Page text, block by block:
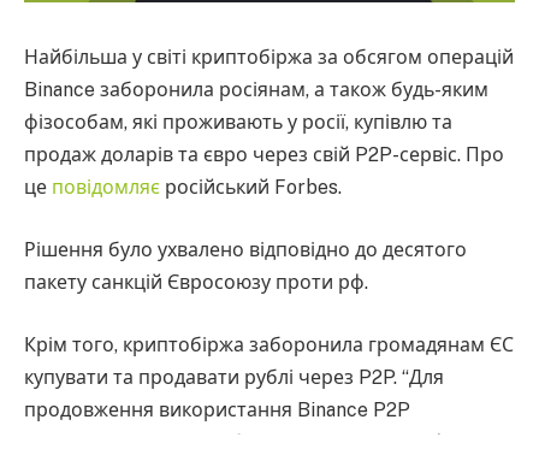
Найбільша у світі криптобіржа за обсягом операцій
Binance заборонила росіянам, а також будь-яким
фізособам, які проживають у росії, купівлю та
продаж доларів та євро через свій P2P-сервіс. Про
це повідомляє російський Forbes.
Рішення було ухвалено відповідно до десятого
пакету санкцій Євросоюзу проти рф.
Крім того, криптобіржа заборонила громадянам ЄС
купувати та продавати рублі через P2P. “Для
продовження використання Binance P2P
користувачі можуть обирати інші доступні фіатні